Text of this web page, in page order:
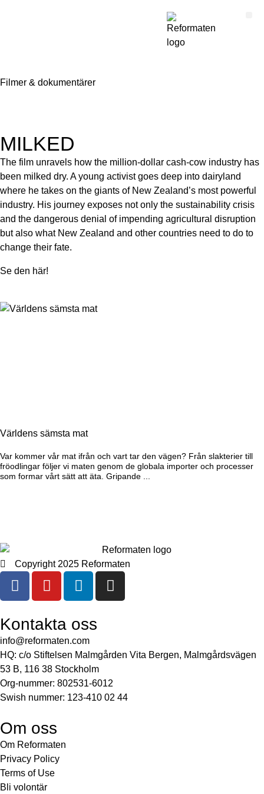
Filmer & dokumentärer
MILKED
The film unravels how the million-dollar cash-cow industry has
been milked dry. A young activist goes deep into dairyland
where he takes on the giants of New Zealand’s most powerful
industry. His journey exposes not only the sustainability crisis
and the dangerous denial of impending agricultural disruption
but also what New Zealand and other countries need to do to
change their fate.
Se den här!
Världens sämsta mat
Var kommer vår mat ifrån och vart tar den vägen? Från slakterier till
fröodlingar följer vi maten genom de globala importer och processer
som formar vårt sätt att äta. Gripande ...
Copyright 2025 Reformaten
Kontakta oss
info@reformaten.com​
HQ: c/o Stiftelsen Malmgården Vita Bergen, Malmgårdsvägen
53 B, 116 38 Stockholm
Org-nummer: 802531-6012
Swish nummer: 123-410 02 44
Om oss
Om Reformaten
Privacy Policy
Terms of Use
Bli volontär